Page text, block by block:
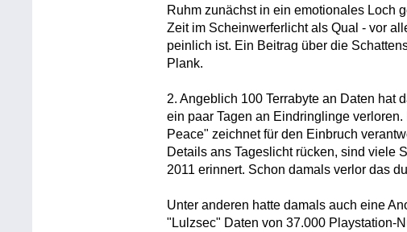
Ruhm zunächst in ein emotionales Loch
Zeit im Scheinwerferlicht als Qual - vor
peinlich ist. Ein Beitrag über die
Plank.
2. Angeblich 100 Terrabyte an Daten hat
ein paar Tagen an Eindringlinge
Peace" zeichnet für den Einbruch
Details ans Tageslicht rücken, sind viele
2011 erinnert. Schon damals verlor das
Unter anderen hatte damals auch eine
"Lulzsec" Daten von 37.000 Playstation-